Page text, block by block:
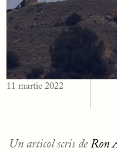
11 martie 2022
Un articol scris de Ron